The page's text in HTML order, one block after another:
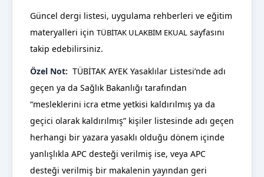
Güncel dergi listesi, uygulama rehberleri ve eğitim
materyalleri için TÜBİTAK ULAKBİM EKUAL sayfasını
takip edebilirsiniz.
Özel Not: TÜBİTAK AYEK Yasaklılar Listesi’nde adı
geçen ya da Sağlık Bakanlığı tarafından
“mesleklerini icra etme yetkisi kaldırılmış ya da
geçici olarak kaldırılmış” kişiler listesinde adı geçen
herhangi bir yazara yasaklı olduğu dönem içinde
yanlışlıkla APC desteği verilmiş ise, veya APC
desteği verilmiş bir makalenin yayından geri